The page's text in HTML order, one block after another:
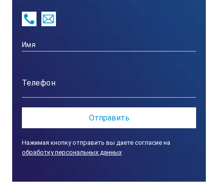
Нажимая кнопку отправить вы даете согласие на
обработку персональных данных